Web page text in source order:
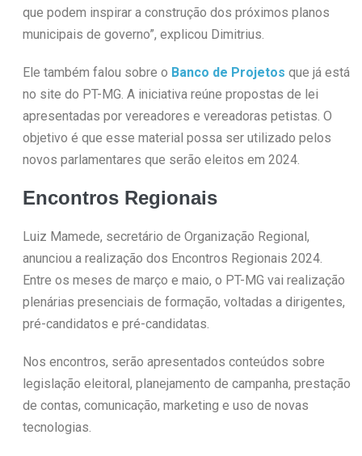
que podem inspirar a construção dos próximos planos
municipais de governo”, explicou Dimitrius.
Ele também falou sobre o Banco de Projetos que já está
no site do PT-MG. A iniciativa reúne propostas de lei
apresentadas por vereadores e vereadoras petistas. O
objetivo é que esse material possa ser utilizado pelos
novos parlamentares que serão eleitos em 2024.
Encontros Regionais
Luiz Mamede, secretário de Organização Regional,
anunciou a realização dos Encontros Regionais 2024.
Entre os meses de março e maio, o PT-MG vai realização
plenárias presenciais de formação, voltadas a dirigentes,
pré-candidatos e pré-candidatas.
Nos encontros, serão apresentados conteúdos sobre
legislação eleitoral, planejamento de campanha, prestação
de contas, comunicação, marketing e uso de novas
tecnologias.